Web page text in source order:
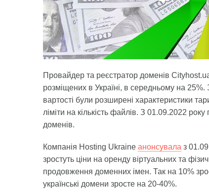
Провайдер та реєстратор доменів
розміщених в Україні, в середньому на
вартості були розширені характеристики
ліміти на кількість файлів. З 01.09.2022
доменів.
Компанія Hosting Ukraine анонсувала з
зростуть ціни на оренду віртуальних та
продовження доменних імен. Так на 10%
українські домени зросте на 20-40%.